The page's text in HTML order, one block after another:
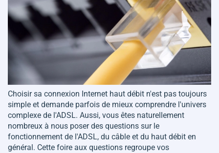
Choisir sa connexion Internet haut débit n'est pas toujours
simple et demande parfois de mieux comprendre l'univers
complexe de l'ADSL. Aussi, vous êtes naturellement
nombreux à nous poser des questions sur le
fonctionnement de l'ADSL, du câble et du haut débit en
général. Cette foire aux questions regroupe vos